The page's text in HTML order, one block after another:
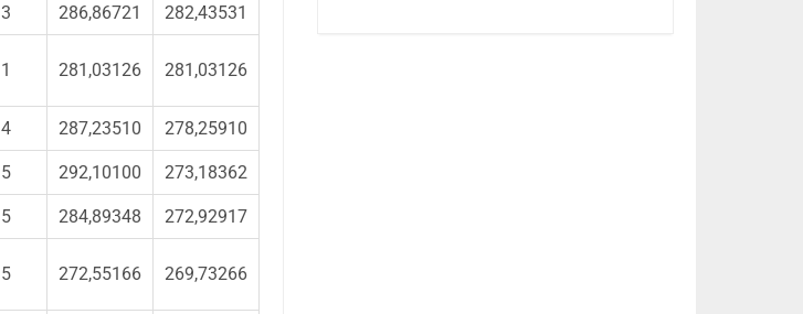
3 286,86721 282,43531
1 281,03126 281,03126
4 287,23510 278,25910
5 292,10100 273,18362
5 284,89348 272,92917
5 272,55166 269,73266